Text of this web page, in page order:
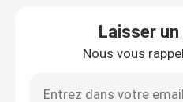
Matières premières de
Laisser
Nous vous